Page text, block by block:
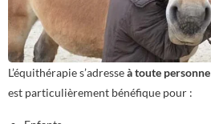
L’équithérapie s’adresseà toute personne
est particulièrement bénéfique pour :